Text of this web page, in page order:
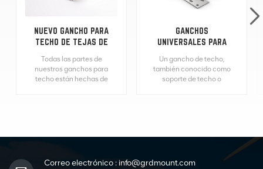
NUEVO GANCHO PARA
TECHO DE TEJAS DE
FOTOVOLTAICO
Todas las partes de
nuestros ganchos para
techo están hechas de
para techo desempeñan
en las instalaciones de
GANCHOS
UNIVERSALES PARA
PANELES SOLARES
Un gancho de techo,
también conocido como
soporte de techo o
sistema de montaje
Proporciona un punto de
Correo electrónico : info@grdmount.com